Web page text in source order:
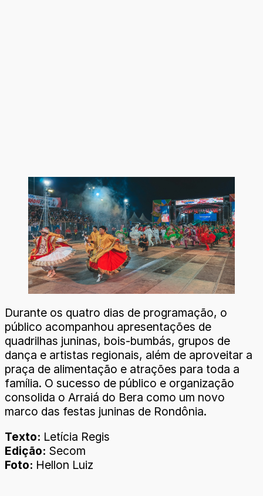
Durante os quatro dias de programação, o
público acompanhou apresentações de
quadrilhas juninas, bois-bumbás, grupos de
dança e artistas regionais, além de aproveitar a
praça de alimentação e atrações para toda a
família. O sucesso de público e organização
consolida o Arraiá do Bera como um novo
marco das festas juninas de Rondônia.
Texto: Letícia Regis
Edição: Secom
Foto: Hellon Luiz